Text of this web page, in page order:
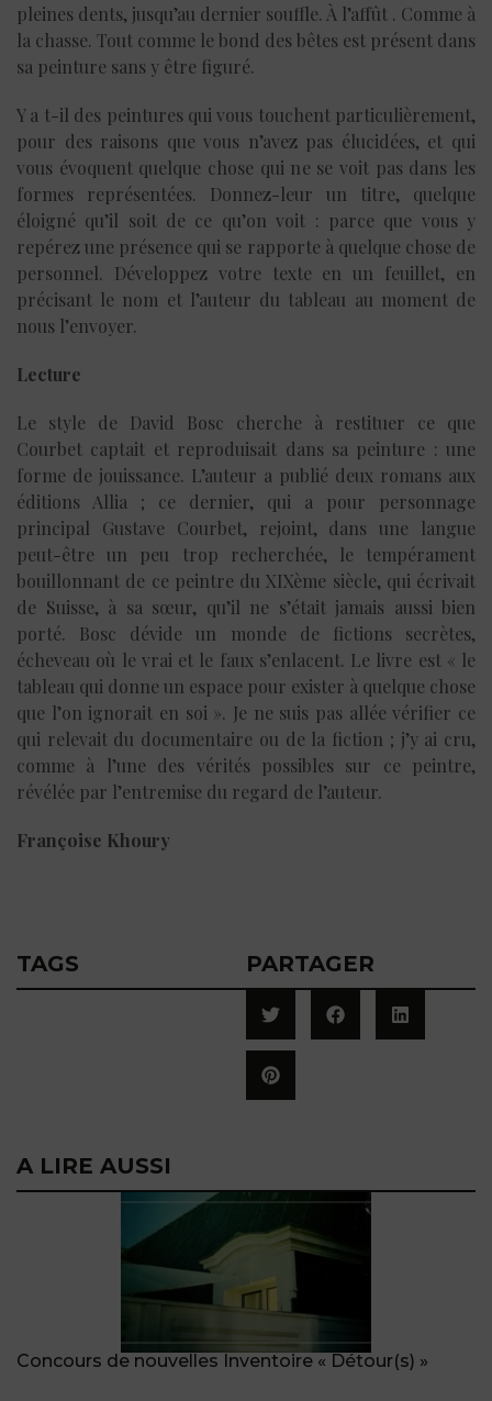
pleines dents, jusqu’au dernier souffle. À l’affût . Comme à
la chasse. Tout comme le bond des bêtes est présent dans
sa peinture sans y être figuré.
Y a t-il des peintures qui vous touchent particulièrement,
pour des raisons que vous n’avez pas élucidées, et qui
vous évoquent quelque chose qui ne se voit pas dans les
formes représentées. Donnez-leur un titre, quelque
éloigné qu’il soit de ce qu’on voit : parce que vous y
repérez une présence qui se rapporte à quelque chose de
personnel. Développez votre texte en un feuillet, en
précisant le nom et l’auteur du tableau au moment de
nous l’envoyer.
Lecture
Le style de David Bosc cherche à restituer ce que
Courbet captait et reproduisait dans sa peinture : une
forme de jouissance. L’auteur a publié deux romans aux
éditions Allia ; ce dernier, qui a pour personnage
principal Gustave Courbet, rejoint, dans une langue
peut-être un peu trop recherchée, le tempérament
bouillonnant de ce peintre du XIXème siècle, qui écrivait
de Suisse, à sa sœur, qu’il ne s’était jamais aussi bien
porté. Bosc dévide un monde de fictions secrètes,
écheveau où le vrai et le faux s’enlacent. Le livre est « le
tableau qui donne un espace pour exister à quelque chose
que l’on ignorait en soi ». Je ne suis pas allée vérifier ce
qui relevait du documentaire ou de la fiction ; j’y ai cru,
comme à l’une des vérités possibles sur ce peintre,
révélée par l’entremise du regard de l’auteur.
Françoise Khoury
TAGS PARTAGER
A LIRE AUSSI
Concours de nouvelles Inventoire « Détour(s) »